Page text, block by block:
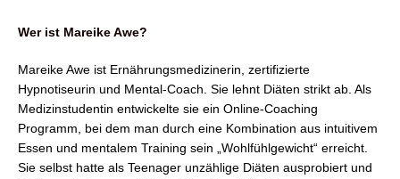
Wer ist Mareike Awe?
Mareike Awe ist Ernährungsmedizinerin, zertifizierte
Hypnotiseurin und Mental-Coach. Sie lehnt Diäten strikt ab. Als
Medizinstudentin entwickelte sie ein Online-Coaching
Programm, bei dem man durch eine Kombination aus intuitivem
Essen und mentalem Training sein „Wohlfühlgewicht“ erreicht.
Sie selbst hatte als Teenager unzählige Diäten ausprobiert und